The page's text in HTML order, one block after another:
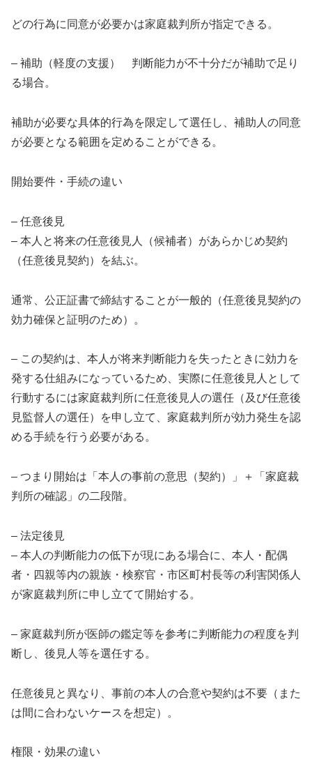
どの行為に同意が必要かは家庭裁判所が指定できる。
– 補助（軽度の支援） 判断能力が不十分だが補助で足り
る場合。
補助が必要な具体的行為を限定して選任し、補助人の同意
が必要となる範囲を定めることができる。
開始要件・手続の違い
– 任意後見
– 本人と将来の任意後見人（候補者）があらかじめ契約
（任意後見契約）を結ぶ。
通常、公正証書で締結することが一般的（任意後見契約の
効力確保と証明のため）。
– この契約は、本人が将来判断能力を失ったときに効力を
発する仕組みになっているため、実際に任意後見人として
行動するには家庭裁判所に任意後見人の選任（及び任意後
見監督人の選任）を申し立て、家庭裁判所が効力発生を認
める手続を行う必要がある。
– つまり開始は「本人の事前の意思（契約）」＋「家庭裁
判所の確認」の二段階。
– 法定後見
– 本人の判断能力の低下が現にある場合に、本人・配偶
者・四親等内の親族・検察官・市区町村長等の利害関係人
が家庭裁判所に申し立てて開始する。
– 家庭裁判所が医師の鑑定等を参考に判断能力の程度を判
断し、後見人等を選任する。
任意後見と異なり、事前の本人の合意や契約は不要（また
は間に合わないケースを想定）。
権限・効果の違い